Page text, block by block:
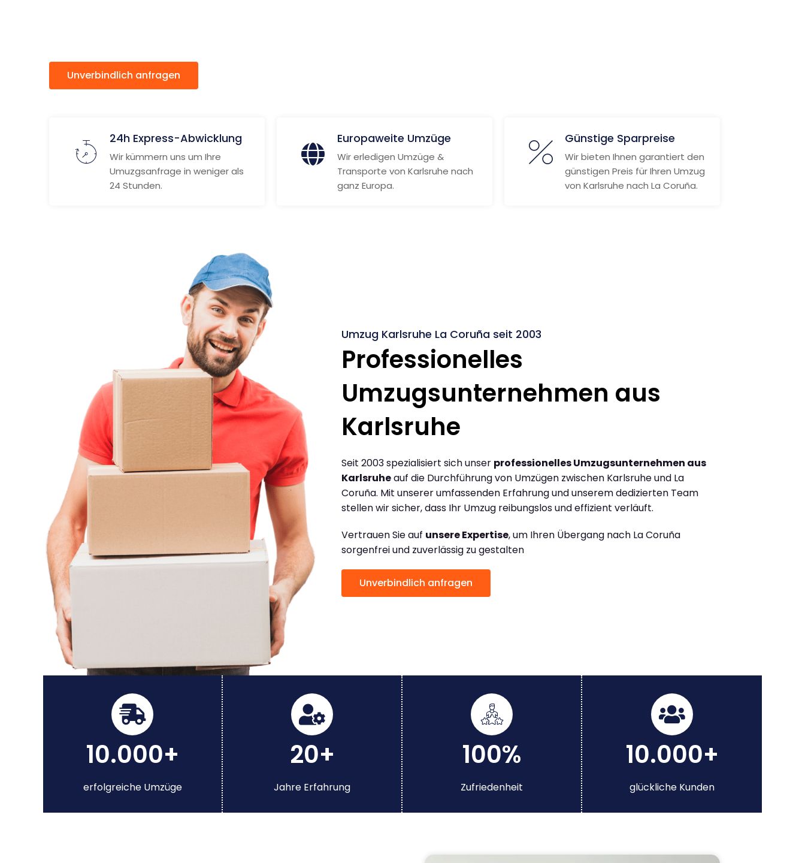
Unverbindlich anfragen
24h Express-Abwicklung
Wir kümmern uns um Ihre
Umuzgsanfrage in weniger als
24 Stunden.
Europaweite Umzüge
Wir erledigen Umzüge &
Transporte von Karlsruhe nach
ganz Europa.
Günstige Sparpreise
Wir bieten Ihnen garantiert den
günstigen Preis für Ihren Umzug
von Karlsruhe nach La Coruña.
Umzug Karlsruhe La Coruña seit 2003
Professionelles
Umzugsunternehmen aus
Karlsruhe
Seit 2003 spezialisiert sich unser professionelles Umzugsunternehmen aus
Karlsruheauf die Durchführung von Umzügen zwischen Karlsruhe und La
Coruña. Mit unserer umfassenden Erfahrung und unserem dedizierten Team
stellen wir sicher, dass Ihr Umzug reibungslos und effizient verläuft.
Vertrauen Sie auf unsere Expertise, um Ihren Übergang nach La Coruña
sorgenfrei und zuverlässig zu gestalten
Unverbindlich anfragen
10.000+
erfolgreiche Umzüge
20+
Jahre Erfahrung
100%
Zufriedenheit
10.000+
glückliche Kunden